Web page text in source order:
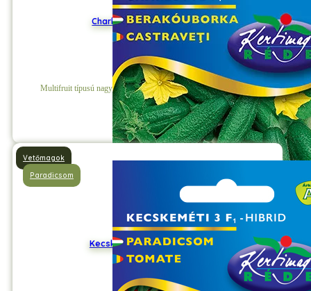
Charlotte F1 Berakóuborka
Multifruit típusú nagyon korai hibrid, hosszú karcsú termésekkel.
Részletek
Kecskeméti 3F1 Paradicsom
Vetőmagok
Paradicsom